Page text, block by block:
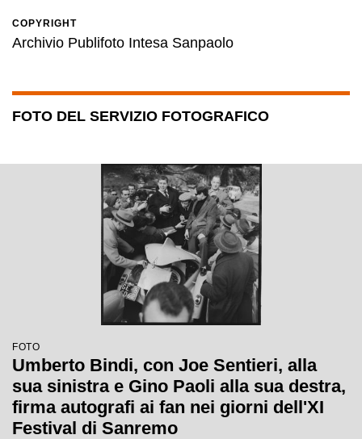
COPYRIGHT
Archivio Publifoto Intesa Sanpaolo
FOTO DEL SERVIZIO FOTOGRAFICO
FOTO
Umberto Bindi, con Joe Sentieri, alla
sua sinistra e Gino Paoli alla sua destra,
firma autografi ai fan nei giorni dell'XI
Festival di Sanremo